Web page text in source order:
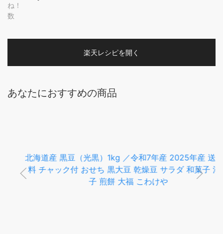
ね！
数
楽天レシピを開く
あなたにおすすめの商品
子 煎餅 大福 こわけや